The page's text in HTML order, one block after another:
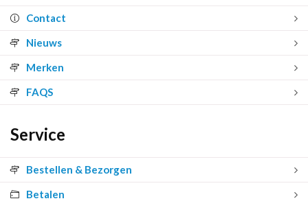
Contact
Nieuws
Merken
FAQS
Service
Bestellen & Bezorgen
Betalen